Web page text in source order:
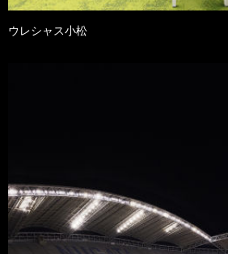
ウレシャス小松